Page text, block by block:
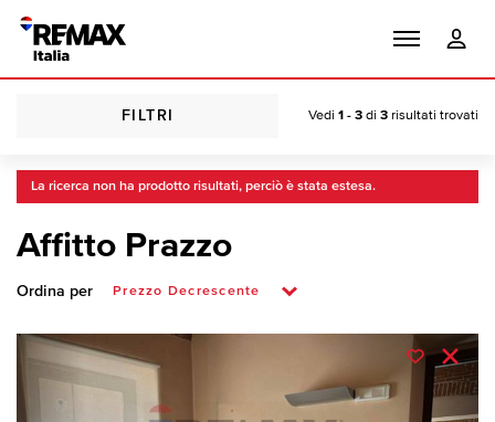
FILTRI Vedi 1 - 3 di 3 risultati trovati
La ricerca non ha prodotto risultati, perciò è stata estesa.
Affitto Prazzo
Ordina per